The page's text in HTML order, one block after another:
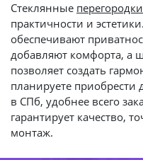
Стеклянные
практичности и
обеспечивают
добавляют комфорта, а
позволяет создать
планируете приобрести
в СПб, удобнее всего
гарантирует качество,
монтаж.